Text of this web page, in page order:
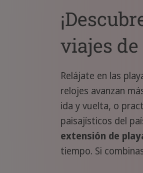
viajes
Relájate en las
relojes avanzan
ida y vuelta, o
paisajísticos del
extensión de
tiempo. Si